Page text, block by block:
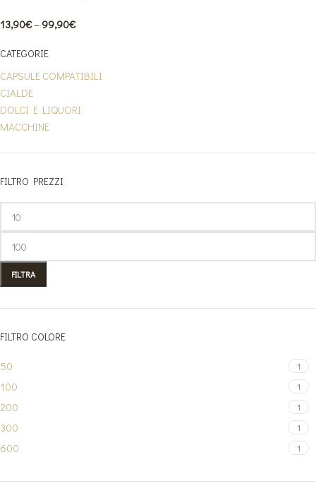
CATEGORIE
CAPSULE COMPATIBILI
CIALDE
DOLCI E LIQUORI
MACCHINE
FILTRO PREZZI
FILTRA
FILTRO COLORE
50 1
100 1
200 1
300 1
600 1
13,90€– 99,90€